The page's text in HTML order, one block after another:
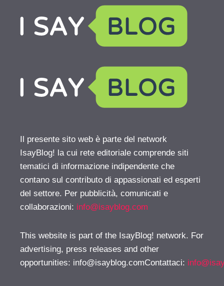
Il presente sito web è parte del network
IsayBlog! la cui rete editoriale comprende siti
tematici di informazione indipendente che
contano sul contributo di appassionati ed esperti
del settore. Per pubblicità, comunicati e
collaborazioni: info@isayblog.com
This website is part of the IsayBlog! network. For
advertising, press releases and other
opportunities: info@isayblog.comContattaci: